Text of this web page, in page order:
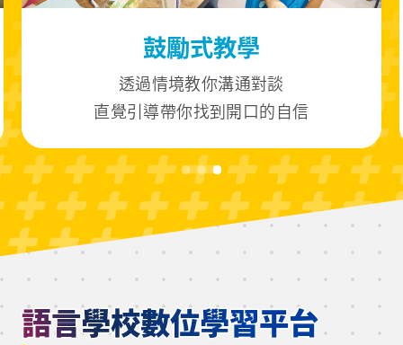
鼓勵式教學
透過情境教你溝通對談
直覺引導帶你找到開口的自信
語言學校數位學習平台